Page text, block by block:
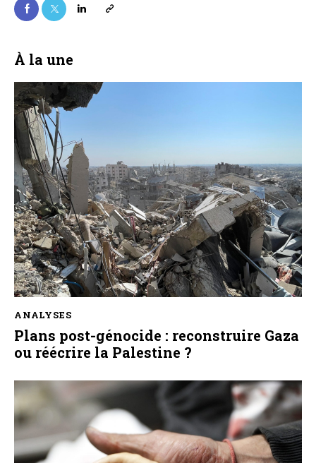
À la une
ANALYSES
Plans post-génocide : reconstruire Gaza
ou réécrire la Palestine ?